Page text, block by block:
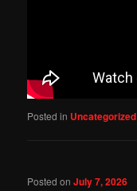
Posted in Uncategorized
Posted onJuly 7, 2026